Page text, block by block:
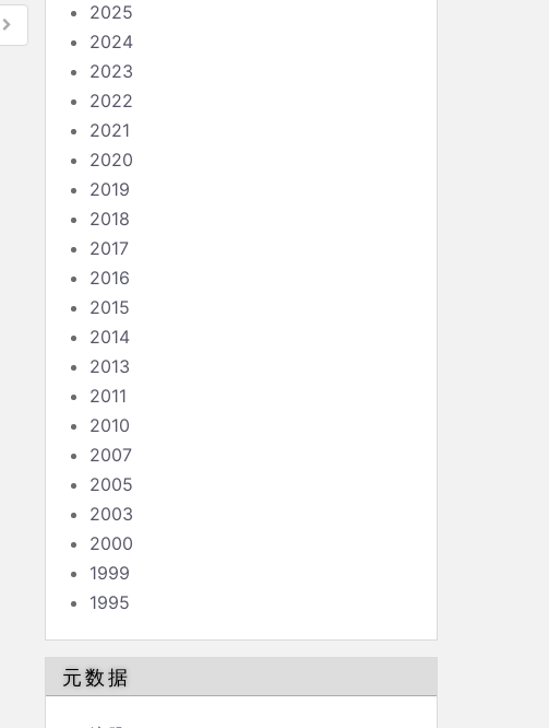
2025
2024
2023
2022
2021
2020
2019
2018
2017
2016
2015
2014
2013
2011
2010
2007
2005
2003
2000
1999
1995
元数据